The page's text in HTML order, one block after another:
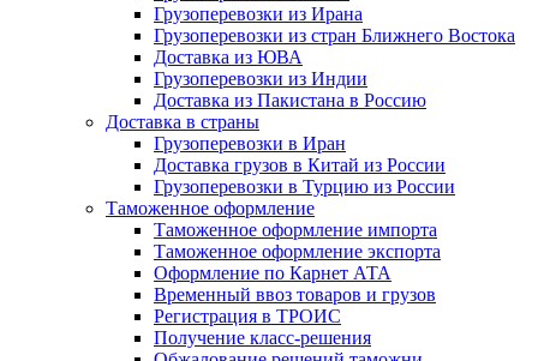
Грузоперевозки из Ирана
Грузоперевозки из стран Ближнего Востока
Доставка из ЮВА
Грузоперевозки из Индии
Доставка из Пакистана в Россию
Доставка в страны
Грузоперевозки в Иран
Доставка грузов в Китай из России
Грузоперевозки в Турцию из России
Таможенное оформление
Таможенное оформление импорта
Таможенное оформление экспорта
Оформление по Карнет АТА
Временный ввоз товаров и грузов
Регистрация в ТРОИС
Получение класс-решения